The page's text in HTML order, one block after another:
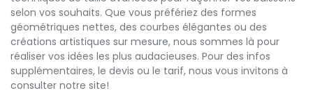
selon vos souhaits. Que vous préfériez des formes
géométriques nettes, des courbes élégantes ou des
créations artistiques sur mesure, nous sommes là pour
réaliser vos idées les plus audacieuses. Pour des infos
supplémentaires, le devis ou le tarif, nous vous invitons à
consulter notre site!